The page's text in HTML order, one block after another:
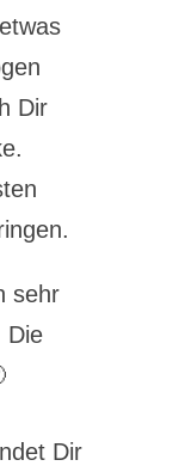
Dir
sehr
Die
Dir